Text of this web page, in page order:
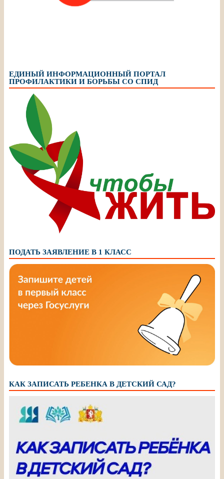
ЕДИНЫЙ ИНФОРМАЦИОННЫЙ ПОРТАЛ
ПРОФИЛАКТИКИ И БОРЬБЫ СО СПИД
ПОДАТЬ ЗАЯВЛЕНИЕ В 1 КЛАСС
КАК ЗАПИСАТЬ РЕБЕНКА В ДЕТСКИЙ САД?